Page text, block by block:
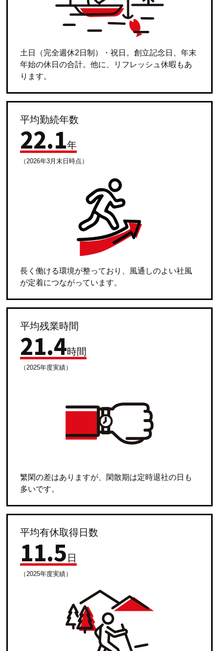
土日（完全週休2日制）・祝日。創立記念日、年末
年始の休日の合計。他に、リフレッシュ休暇もあ
ります。
平均勤続年数
22.1年
（2026年3月末日時点）
長く働ける環境が整っており、風通しのよい社風
が定着につながっています。
平均残業時間
21.4時間
（2025年度実績）
繁閑の差はありますが、閑散期は定時退社の日も
多いです。
平均有休取得日数
11.5 日
（2025年度実績）